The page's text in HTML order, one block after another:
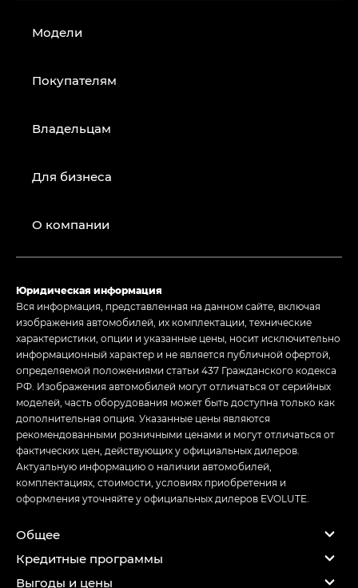
Модели
Покупателям
Владельцам
Для бизнеса
О компании
Юридическая информация
Вся информация, представленная на данном сайте, включая
изображения автомобилей, их комплектации, технические
характеристики, опции и указанные цены, носит исключительно
информационный характер и не является публичной офертой,
определяемой положениями статьи 437 Гражданского кодекса
РФ. Изображения автомобилей могут отличаться от серийных
моделей, часть оборудования может быть доступна только как
дополнительная опция. Указанные цены являются
рекомендованными розничными ценами и могут отличаться от
фактических цен, действующих у официальных дилеров.
Актуальную информацию о наличии автомобилей,
комплектациях, стоимости, условиях приобретения и
оформления уточняйте у официальных дилеров EVOLUTE.
Общее
Кредитные программы
Выгоды и цены